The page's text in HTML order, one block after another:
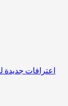
اعترافات